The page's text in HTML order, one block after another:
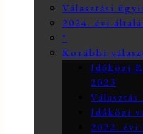
Választási
2024. évi
*
Korábbi
Időközi
2023
Választás
Időközi
2022.